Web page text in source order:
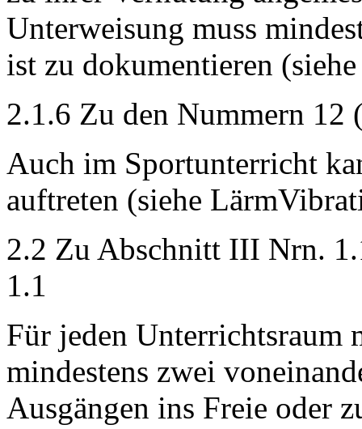
Unterweisung muss
ist zu dokumentieren
2.1.6 Zu den Nummern 12
Auch im Sportunterricht
auftreten (siehe
2.2 Zu Abschnitt III Nrn.
1.1
Für jeden Unterrichtsraum
mindestens zwei
Ausgängen ins Freie oder